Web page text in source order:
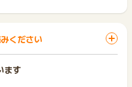
ください
ます